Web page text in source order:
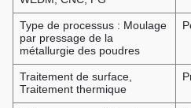
Type de processus : Moulage
par pressage de la
métallurgie des poudres
Traitement de surface,
Traitement thermique